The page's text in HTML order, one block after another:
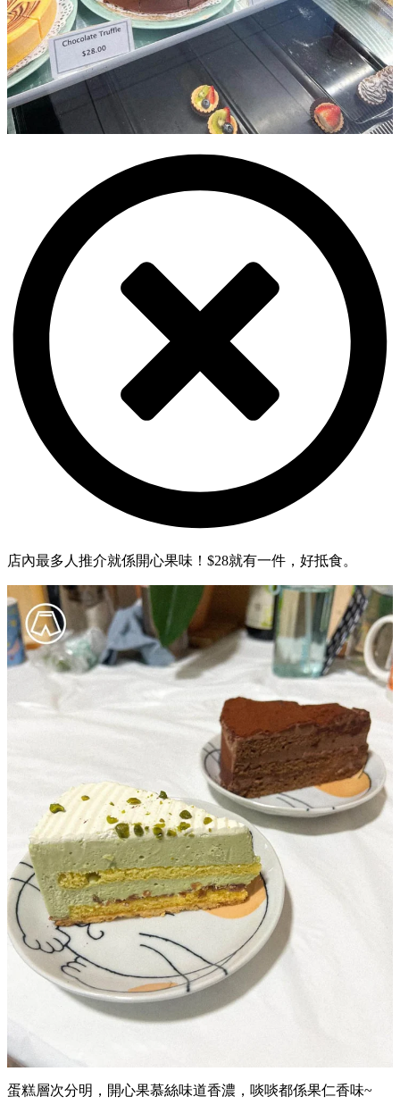
店內最多人推介就係開心果味！$28就有一件，好抵食。
蛋糕層次分明，開心果慕絲味道香濃，啖啖都係果仁香味~